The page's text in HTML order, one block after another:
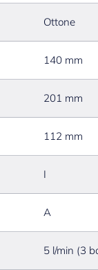
Ottone
140 mm
201 mm
112 mm
I
A
5 l/min (3